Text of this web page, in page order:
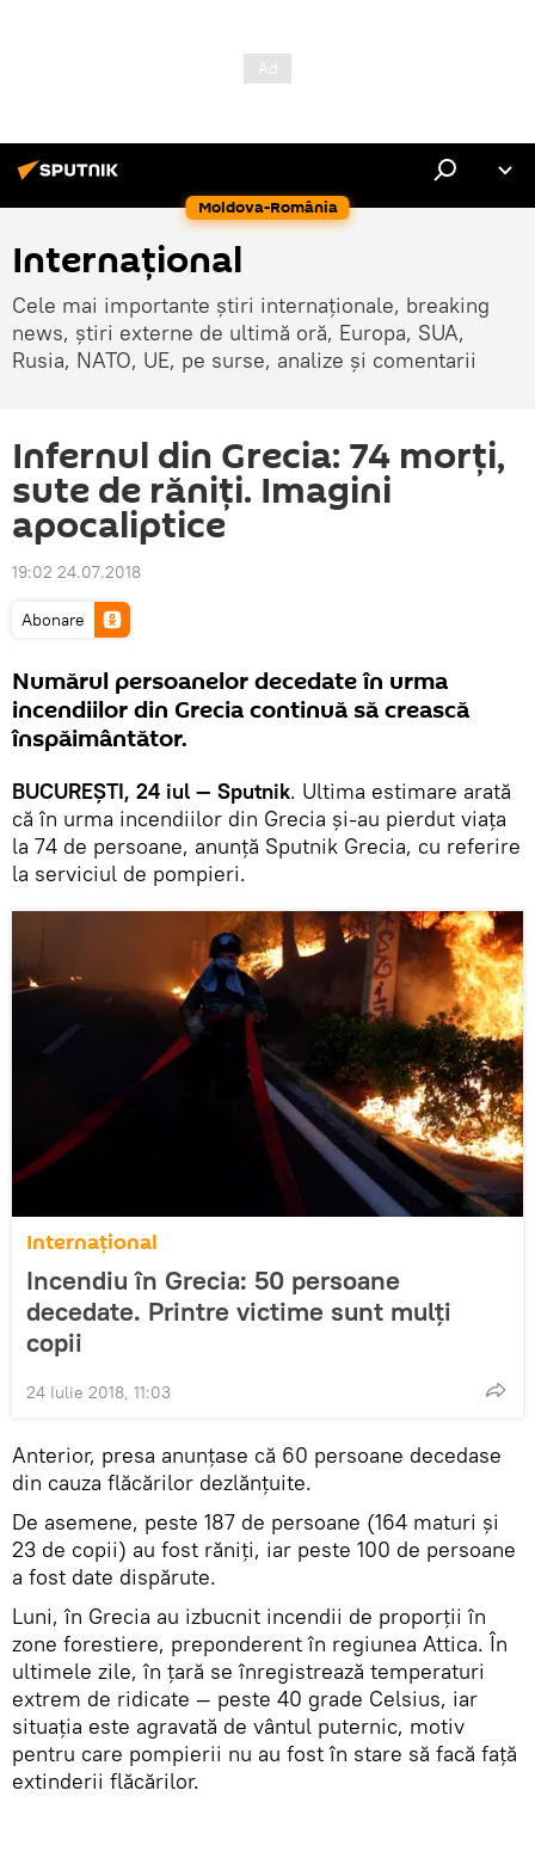
Moldova-România
Internaţional
Cele mai importante știri internaționale, breaking
news, știri externe de ultimă oră, Europa, SUA,
Rusia, NATO, UE, pe surse, analize și comentarii
Infernul din Grecia: 74 morți,
sute de răniți. Imagini
apocaliptice
19:02 24.07.2018
Abonare
Numărul persoanelor decedate în urma
incendiilor din Grecia continuă să crească
înspăimântător.
BUCUREȘTI, 24 iul — Sputnik. Ultima estimare arată
că în urma incendiilor din Grecia și-au pierdut viața
la 74 de persoane, anunță Sputnik Grecia, cu referire
la serviciul de pompieri.
Internaţional
Incendiu în Grecia: 50 persoane
decedate. Printre victime sunt mulți
copii
24 Iulie 2018, 11:03
Anterior, presa anunțase că 60 persoane decedase
din cauza flăcărilor dezlănțuite.
De asemene, peste 187 de persoane (164 maturi și
23 de copii) au fost răniți, iar peste 100 de persoane
a fost date dispărute.
Luni, în Grecia au izbucnit incendii de proporții în
zone forestiere, preponderent în regiunea Attica. În
ultimele zile, în țară se înregistrează temperaturi
extrem de ridicate — peste 40 grade Celsius, iar
situația este agravată de vântul puternic, motiv
pentru care pompierii nu au fost în stare să facă față
extinderii flăcărilor.